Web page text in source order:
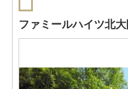
ファミールハイツ北